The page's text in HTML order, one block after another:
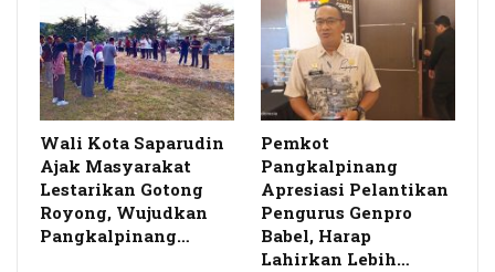
Wali Kota Saparudin
Ajak Masyarakat
Lestarikan Gotong
Royong, Wujudkan
Pangkalpinang…
Pemkot
Pangkalpinang
Apresiasi Pelantikan
Pengurus Genpro
Babel, Harap
Lahirkan Lebih…